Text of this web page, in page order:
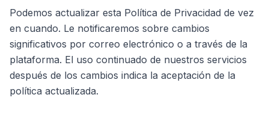
Podemos actualizar esta Política de Privacidad de vez
en cuando. Le notificaremos sobre cambios
significativos por correo electrónico o a través de la
plataforma. El uso continuado de nuestros servicios
después de los cambios indica la aceptación de la
política actualizada.